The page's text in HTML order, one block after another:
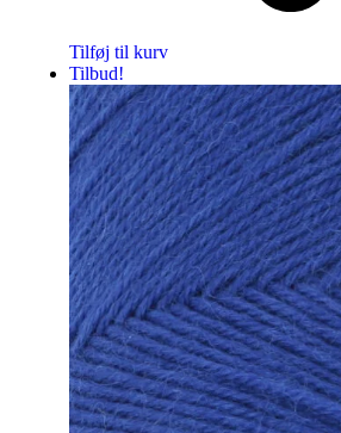
Tilføj til kurv
Tilbud!